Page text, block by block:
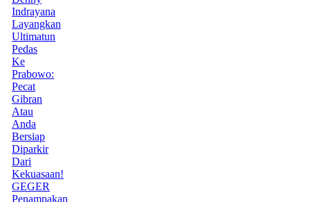
Indrayana
Layangkan
Ultimatun
Pedas
Ke
Prabowo:
Pecat
Gibran
Atau
Anda
Bersiap
Diparkir
Dari
Kekuasaan!
GEGER
Penampakan